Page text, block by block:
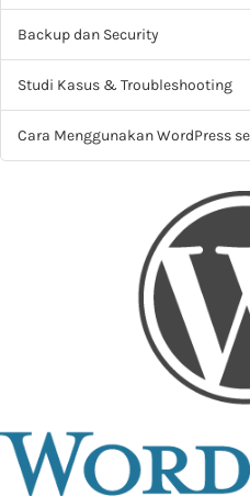
Backup dan Security
Studi Kasus & Troubleshooting
Cara Menggunakan WordPress